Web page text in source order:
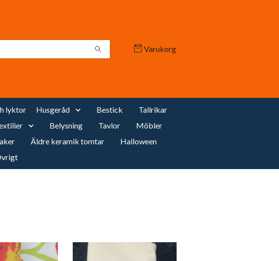
Varukorg
lyktor Husgeråd Bestick
Tallrikar
Belysning Tavlor
Möbler
Äldre keramik tomtar
Halloween